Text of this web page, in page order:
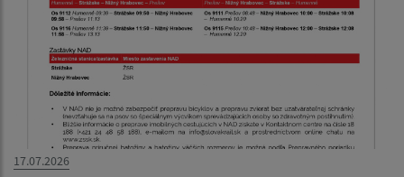
17.07.2026